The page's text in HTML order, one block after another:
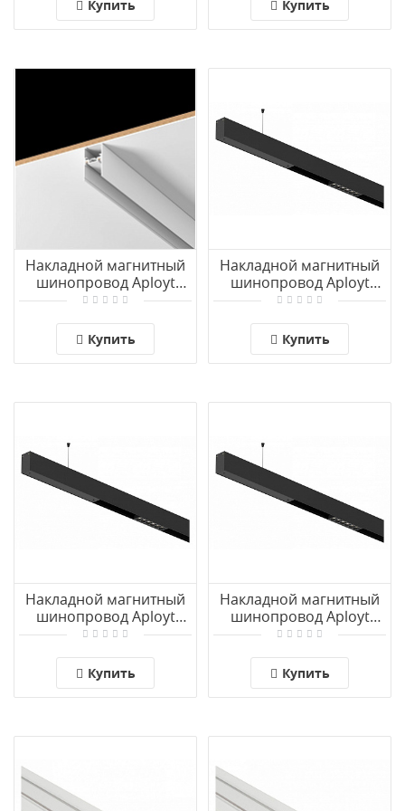
Купить Купить
Накладной магнитный
шинопровод Aployt
Magnetic track 48
Купить
Накладной магнитный
шинопровод Aployt
Magnetic track 48
Купить
Накладной магнитный
шинопровод Aployt
Magnetic track 48
Купить
Накладной магнитный
шинопровод Aployt
Magnetic track 48
Купить